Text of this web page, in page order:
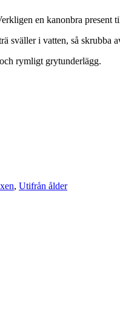
en kanonbra
sväller i vatten, så skrubba
rymligt grytunderlägg.
, Utifrån ålder